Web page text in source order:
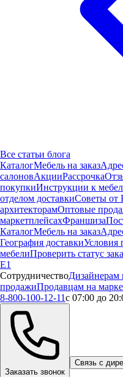
Все статьи блога
КаталогМебель на заказ
салоновАкцииРассрочка
покупкиИнструкции к
отделом доставкиСоветы от
архитекторамОптовые
маркетплейсахФраншиза
КаталогМебель на заказ
География доставкиУсловия
мебелиПроверить статус
Е1
СотрудничествоДизайнерам
продажиПродавцам на
8-800-100-12-11с 07:00 до
Заказать звонок
Связь с